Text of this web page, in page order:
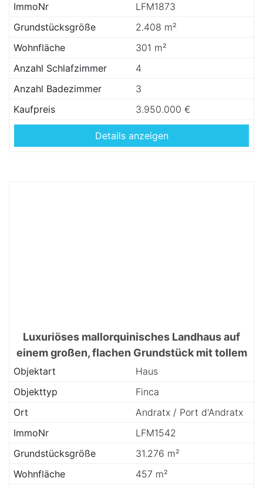
ImmoNr
LFM1873
Grundstücksgröße
2.408 m²
Wohnfläche
301 m²
Anzahl Schlafzimmer
4
Anzahl Badezimmer
3
Kaufpreis
3.950.000 €
Details anzeigen
Luxuriöses mallorquinisches Landhaus auf
einem großen, flachen Grundstück mit tollem
Blick
Objektart
Haus
Objekttyp
Finca
Ort
Andratx / Port d'Andratx
ImmoNr
LFM1542
Grundstücksgröße
31.276 m²
Wohnfläche
457 m²